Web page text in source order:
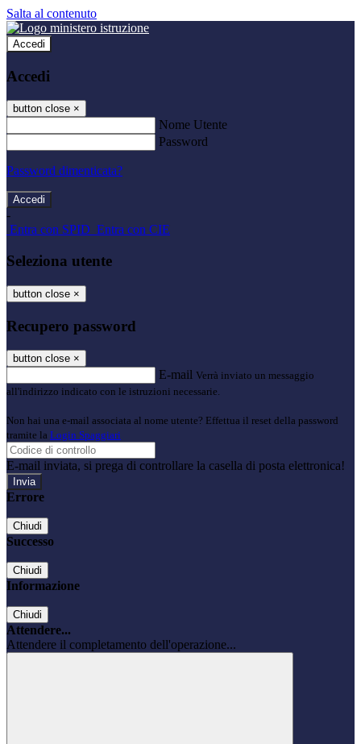
Salta al contenuto
Accedi
Accedi
button close ×
Nome Utente
Password
Password dimenticata?
-
Entra con SPID Entra con CIE
Seleziona utente
button close ×
Recupero password
button close ×
E-mail Verrà inviato un messaggio
all'indirizzo indicato con le istruzioni necessarie.
Non hai una e-mail associata al nome utente? Effettua il reset della password
tramite la Login Spaggiari
E-mail inviata, si prega di controllare la casella di posta elettronica!
Errore
Chiudi
Successo
Chiudi
Informazione
Chiudi
Attendere...
Attendere il completamento dell'operazione...